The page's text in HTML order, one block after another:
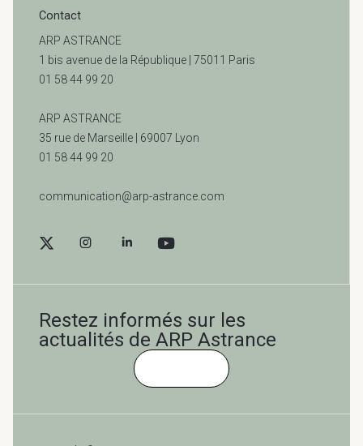
Contact
ARP ASTRANCE
1 bis avenue de la République | 75011 Paris
01 58 44 99 20
ARP ASTRANCE
35 rue de Marseille | 69007 Lyon
01 58 44 99 20
communication@arp-astrance.com
Restez informés sur les
actualités de ARP Astrance